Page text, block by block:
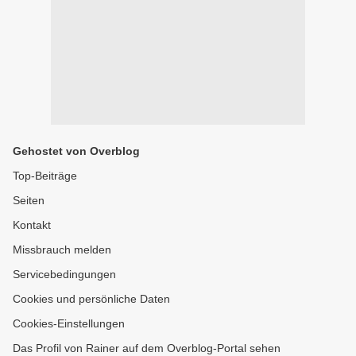
Gehostet von Overblog
Top-Beiträge
Seiten
Kontakt
Missbrauch melden
Servicebedingungen
Cookies und persönliche Daten
Cookies-Einstellungen
Das Profil von Rainer auf dem Overblog-Portal sehen